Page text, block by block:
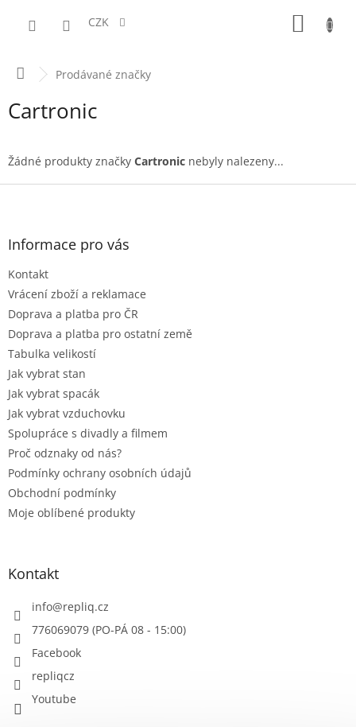
CZK
DomůProdávané značky
Cartronic
Žádné produkty značky Cartronic nebyly nalezeny...
Z
Informace pro vás
Kontakt
Vrácení zboží a reklamace
Doprava a platba pro ČR
Doprava a platba pro ostatní země
Tabulka velikostí
Jak vybrat stan
Jak vybrat spacák
Jak vybrat vzduchovku
Spolupráce s divadly a filmem
Proč odznaky od nás?
Podmínky ochrany osobních údajů
Obchodní podmínky
Moje oblíbené produkty
Kontakt
info@repliq.cz
776069079 (PO-PÁ 08 - 15:00)
Facebook
repliqcz
Youtube